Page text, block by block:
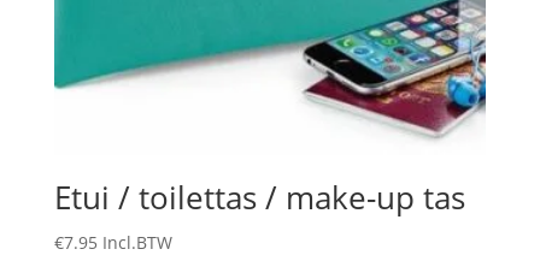
Etui / toilettas / make-up tas
€7.95 Incl.BTW